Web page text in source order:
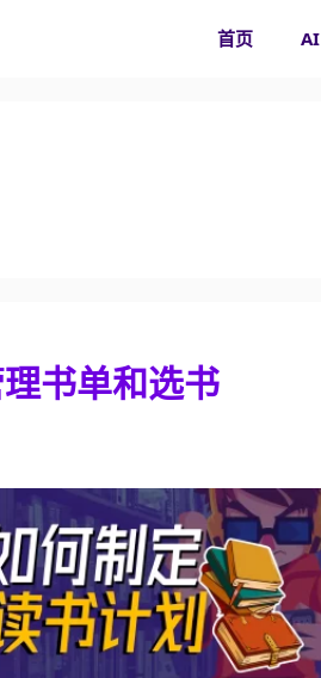
首页 AI
书单和选书